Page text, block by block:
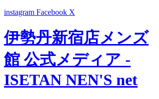
instagram Facebook X
伊勢丹新宿店メンズ
館 公式メディア -
ISETAN NEN'S net